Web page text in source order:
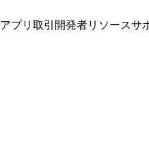
アプリ 取引 開発者リソースサ